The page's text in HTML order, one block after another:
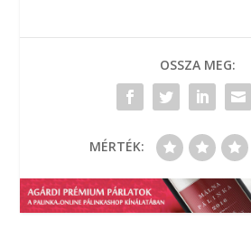
OSSZA MEG:
MÉRTÉK: